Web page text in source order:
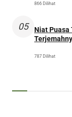
866 Dilihat
05
Niat Puasa
787 Dilihat